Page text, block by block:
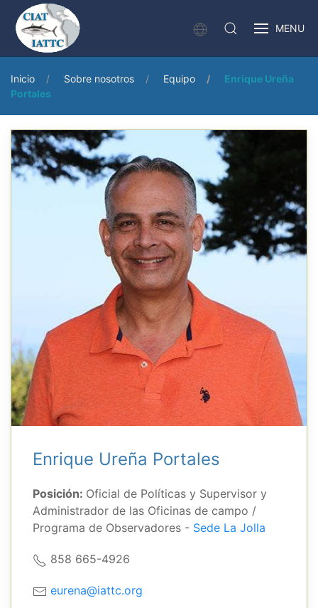
MENU
Inicio Sobre nosotros Equipo
Enrique Ureña
Portales
Enrique Ureña Portales
Posición: Oficial de Políticas y Supervisor y
Administrador de las Oficinas de campo /
Programa de Observadores - Sede La Jolla
858 665-4926
eurena@iattc.org